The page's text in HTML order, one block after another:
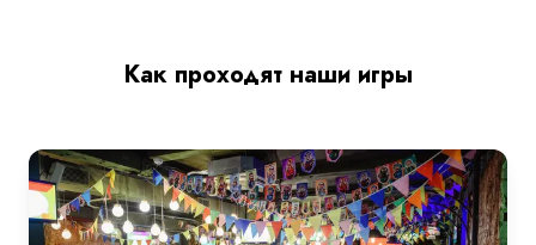
Как проходят наши игры